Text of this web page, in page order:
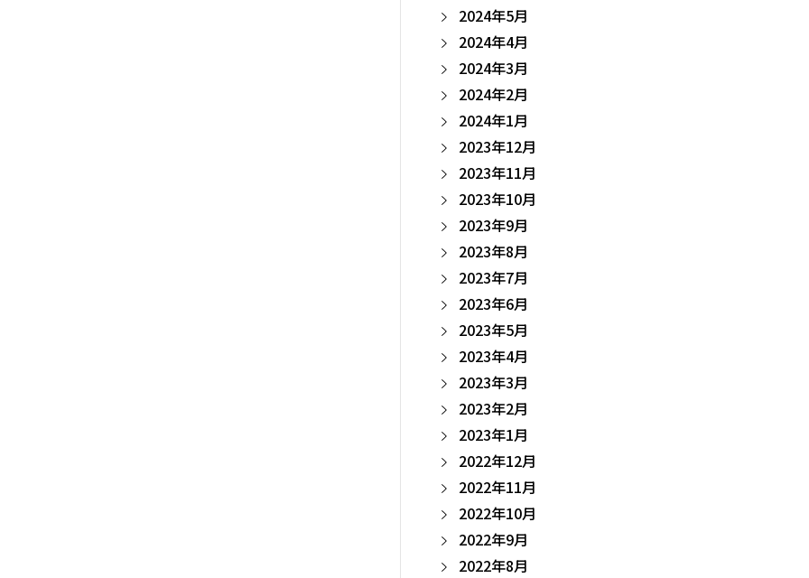
2024年5月
2024年4月
2024年3月
2024年2月
2024年1月
2023年12月
2023年11月
2023年10月
2023年9月
2023年8月
2023年7月
2023年6月
2023年5月
2023年4月
2023年3月
2023年2月
2023年1月
2022年12月
2022年11月
2022年10月
2022年9月
2022年8月